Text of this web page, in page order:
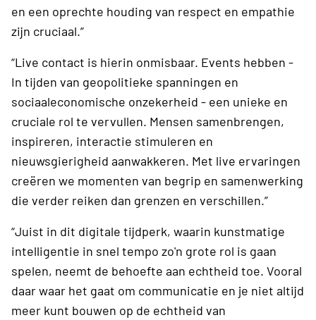
en een oprechte houding van respect en empathie
zijn cruciaal.”
“Live contact is hierin onmisbaar. Events hebben -
In tijden van geopolitieke spanningen en
sociaaleconomische onzekerheid - een unieke en
cruciale rol te vervullen. Mensen samenbrengen,
inspireren, interactie stimuleren en
nieuwsgierigheid aanwakkeren. Met live ervaringen
creëren we momenten van begrip en samenwerking
die verder reiken dan grenzen en verschillen.”
“Juist in dit digitale tijdperk, waarin kunstmatige
intelligentie in snel tempo zo'n grote rol is gaan
spelen, neemt de behoefte aan echtheid toe. Vooral
daar waar het gaat om communicatie en je niet altijd
meer kunt bouwen op de echtheid van